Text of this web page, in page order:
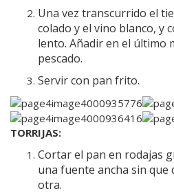
Una vez transcurrido el
colado y el vino blanco, y
lento. Añadir en el último
pescado.
Servir con pan frito.
TORRIJAS:
Cortar el pan en rodajas
una fuente ancha sin que
otra.